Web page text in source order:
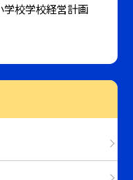
校学校経営計画